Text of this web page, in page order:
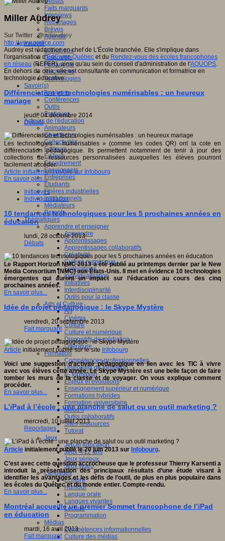
Faits marquants
Interviews
Reportages
Brèves
Agenda
Innover
Didactique
Dispositifs
Pédagogie
Recherche
Technologies
Savoir(s)
Analyses
Conférences
Outils
Pratiques
Acteurs de l'éducation
Animateurs
Chercheurs
Collectivités
Editeurs
EdTech
Encadrement
Enseignants
Entreprises
Etudiants
Filières industrielles
Institutionnels
Médiateurs
Parents
Thématiques
Apprendre et enseigner
Apprendre
Apprentissages
Apprentissages collaboratifs
Créativité
Culture numérique
Evaluations
Individualisation
Initiatives
Interdisciplinarité
Outils pour la classe
Arts et Culture
Art
Cinéma
Culture
Culture et numérique
Dispositifs de médiation
Littérature
Formation
Compétences professionnelles
Dispositifs de formation
E- formation
Enjeux et évolutions
Enseignement supérieur et numérique
Formations hybrides
Formation universitaire
Mooc’s
Outils collaboratifs
Sites ressources
Tutorat
Jeux
Jeu et éducation
Jeux 4/12 ans
Jeux sérieux
Jeux vidéo
Langages
Ecriture
Humour
Langue orale
Langues vivantes
Lecture
Programmation
Médias
Compétences informationnelles
Culture des médias
Miller Audrey
Sur Twitter : @millaudrey
http://www.amtice.com
Audrey est rédactrice en chef de L'École branchée. Elle s'implique dans
l'organisation d'EdCamp Québec et du Rendez-vous des écoles francophones
en réseau (REFER), ainsi qu'au sein du conseil d'administration de l'AQUOPS.
En dehors de cela, elle est consultante en communication et formatrice en
technologie éducative.
Différenciation et technologies numérisables : un heureux
mariage
jeudi, 04 décembre 2014
Débats
Les technologies « numérisables » (comme les codes QR) ont la cote en
différenciation pédagogique. Ils permettent notamment de tenir à jour des
collections de ressources personnalisées auxquelles les élèves pourront
facilement accéder.
Article initialement publié sur Infobourg
En savoir plus...
Initiatives
Individualisation
10 tendances technologiques pour les 5 prochaines années en
éducation
lundi, 28 octobre 2013
Débats
Le Rapport Horizon NMC 2013 a été publié au printemps dernier par le New
Media Consortium (NMC) aux États-Unis. Il met en évidence 10 technologies
émergentes qui auront un impact sur ​​l’éducation au cours des cinq
prochaines années.
En savoir plus...
Idée de projet pédagogique : le Skype Mystère
vendredi, 20 septembre 2013
Fait marquant
Article initialement publié sur le site Infobourg
Voici une suggestion d’activité pédagogique en lien avec les TIC à vivre
avec vos élèves cette année. Le Skype Mystère est une belle façon de faire
tomber les murs de la classe et de voyager. On vous explique comment
procéder.
En savoir plus...
L’iPad à l’école : une planche de salut ou un outil marketing ?
mercredi, 10 juillet 2013
Reportages
Article initialement publié le 20 juin 2013 sur Infobourg.
C’est avec cette question accrocheuse que le professeur Thierry Karsenti a
introduit la présentation des principaux résultats d’une étude visant à
identifier les avantages et les défis de l’outil, de plus en plus populaire dans
les écoles du Québec et du monde entier. Compte-rendu.
En savoir plus...
Montréal accueille un premier Sommet francophone de l’iPad
en éducation
mardi, 16 avril 2013
Fait marquant